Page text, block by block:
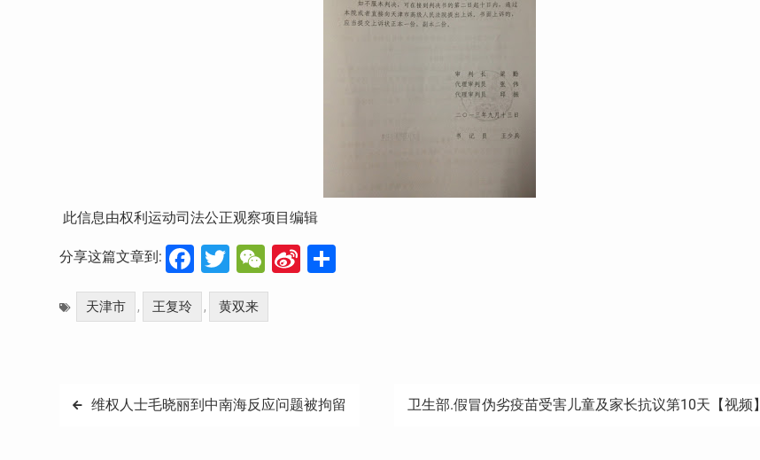
此信息由权利运动司法公正观察项目编辑
分享这篇文章到: Facebook
Twitter
WeChat
Sina
天津市 , 王复玲 , 黄双来
文 维权人士毛晓丽到中南海反应问题被拘留 卫生部.假冒伪劣疫苗受害儿童及家长抗议第10天【视频】